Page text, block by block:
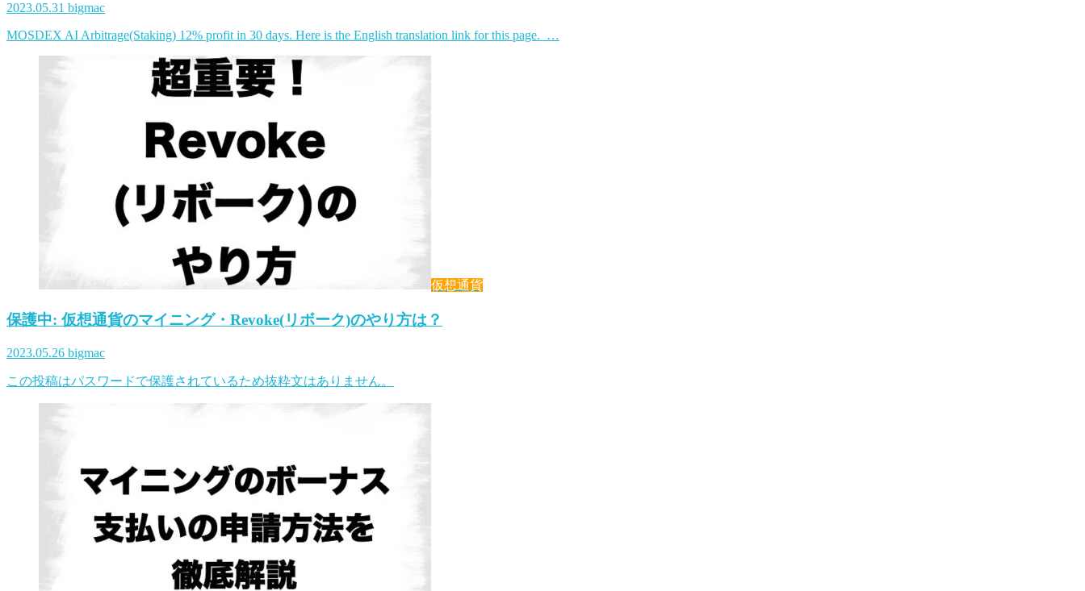
2023.05.31 bigmac
MOSDEX AI Arbitrage(Staking) 12% profit in 30 days. Here is the English translation link for this page. …
仮想通貨
保護中: 仮想通貨のマイニング・Revoke(リボーク)のやり方は？
2023.05.26 bigmac
この投稿はパスワードで保護されているため抜粋文はありません。